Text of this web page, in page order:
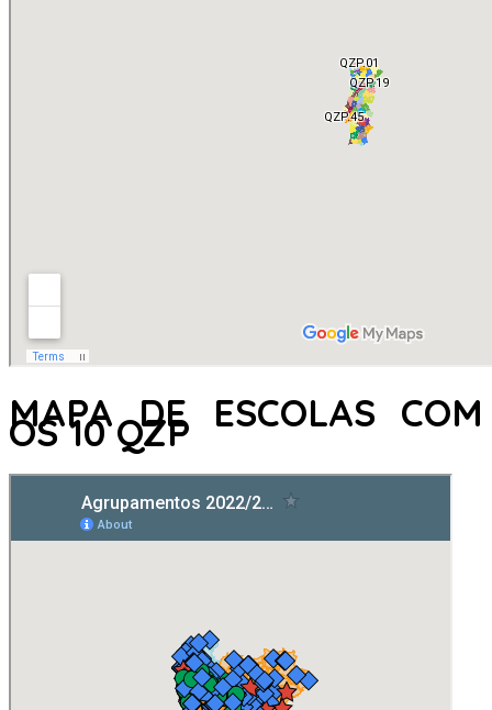
MAPA DE ESCOLAS COM
OS 10 QZP